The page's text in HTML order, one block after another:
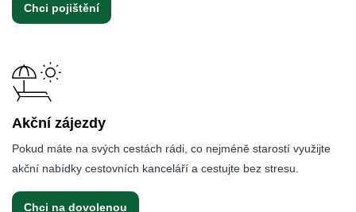
Chci pojištění
Akční zájezdy
Pokud máte na svých cestách rádi, co nejméně starostí využijte
akční nabídky cestovních kanceláří a cestujte bez stresu.
Chci na dovolenou